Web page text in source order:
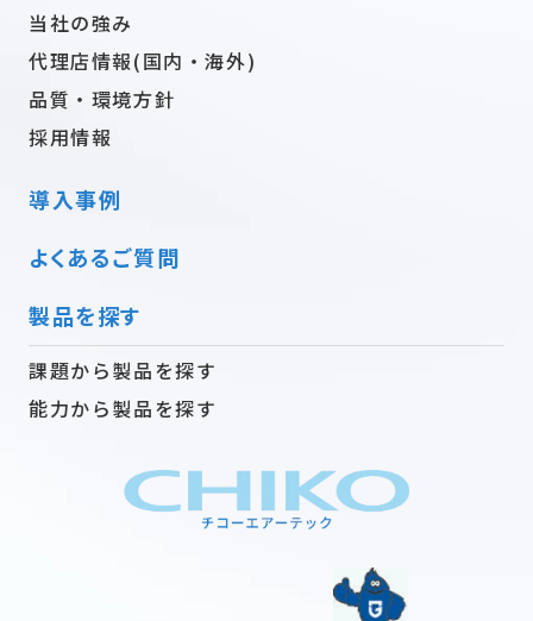
当社の強み
代理店情報(国内・海外)
品質・環境方針
採用情報
導入事例
よくあるご質問
製品を探す
課題から製品を探す
能力から製品を探す